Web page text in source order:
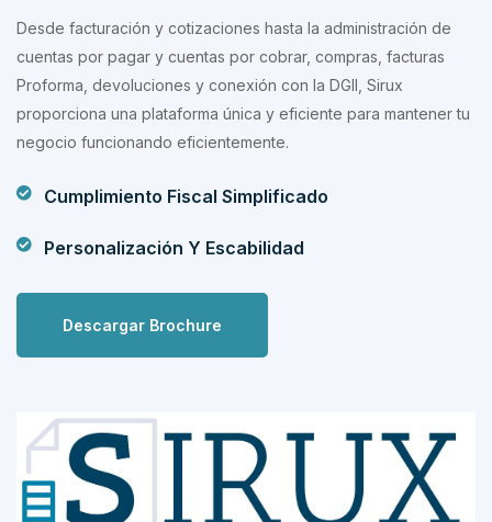
Desde facturación y cotizaciones hasta la administración de
cuentas por pagar y cuentas por cobrar, compras, facturas
Proforma, devoluciones y conexión con la DGII, Sirux
proporciona una plataforma única y eficiente para mantener tu
negocio funcionando eficientemente.
Cumplimiento Fiscal Simplificado
Personalización Y Escabilidad
Descargar Brochure